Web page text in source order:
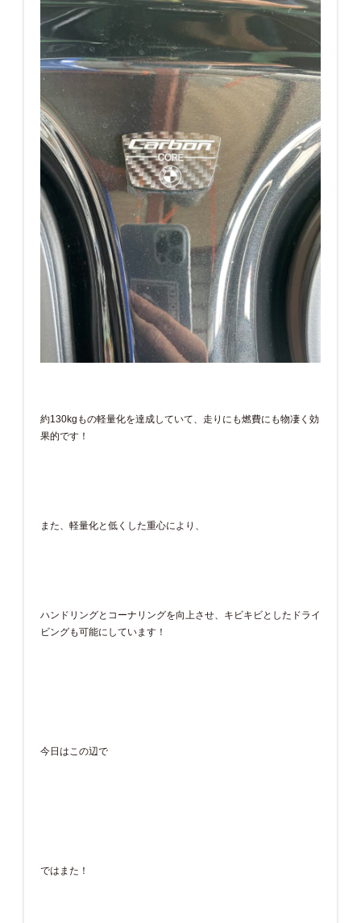
約130kgもの軽量化を達成していて、走りにも燃費にも物凄く効
果的です！
また、軽量化と低くした重心により、
ハンドリングとコーナリングを向上させ、キビキビとしたドライ
ビングも可能にしています！
今日はこの辺で
ではまた！